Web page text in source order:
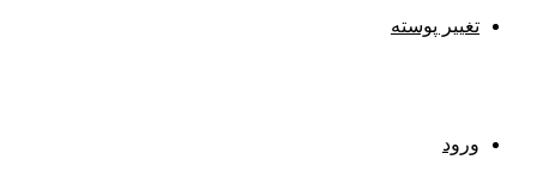
تغییر پوسته
ورود